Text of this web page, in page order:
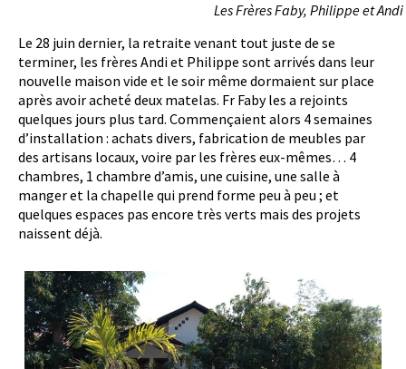
Les Frères Faby, Philippe et
Le 28 juin dernier, la retraite venant tout juste de se
terminer, les frères Andi et Philippe sont arrivés dans leur
nouvelle maison vide et le soir même dormaient sur place
après avoir acheté deux matelas. Fr Faby les a rejoints
quelques jours plus tard. Commençaient alors 4 semaines
d’installation : achats divers, fabrication de meubles par
des artisans locaux, voire par les frères eux-mêmes… 4
chambres, 1 chambre d’amis, une cuisine, une salle à
manger et la chapelle qui prend forme peu à peu ; et
quelques espaces pas encore très verts mais des projets
naissent déjà.